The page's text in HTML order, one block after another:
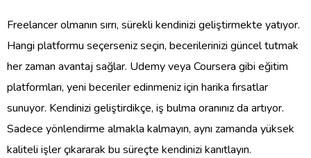
Freelancer olmanın sırrı, sürekli kendinizi geliştirmekte yatıyor.
Hangi platformu seçerseniz seçin, becerilerinizi güncel tutmak
her zaman avantaj sağlar. Udemy veya Coursera gibi eğitim
platformları, yeni beceriler edinmeniz için harika fırsatlar
sunuyor. Kendinizi geliştirdikçe, iş bulma oranınız da artıyor.
Sadece yönlendirme almakla kalmayın, aynı zamanda yüksek
kaliteli işler çıkararak bu süreçte kendinizi kanıtlayın.